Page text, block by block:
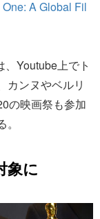
One: A Global Fil
Youtube上でト
カンヌやベルリ
の映画祭も参加
象に